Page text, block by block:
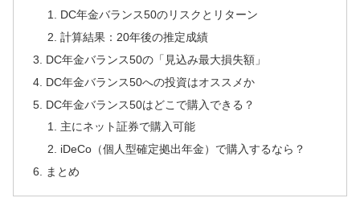
DC年金バランス50のリスクとリターン
計算結果：20年後の推定成績
DC年金バランス50の「見込み最大損失額」
DC年金バランス50への投資はオススメか
DC年金バランス50はどこで購入できる？
主にネット証券で購入可能
iDeCo（個人型確定拠出年金）で購入するなら？
まとめ